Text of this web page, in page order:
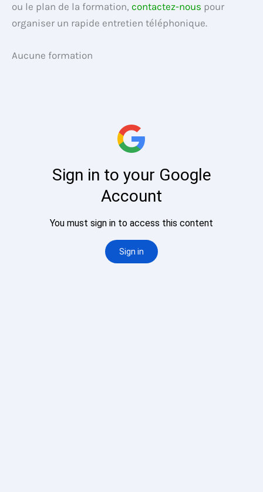
ou le plan de la formation, contactez-nous pour
organiser un rapide entretien téléphonique.
Aucune formation